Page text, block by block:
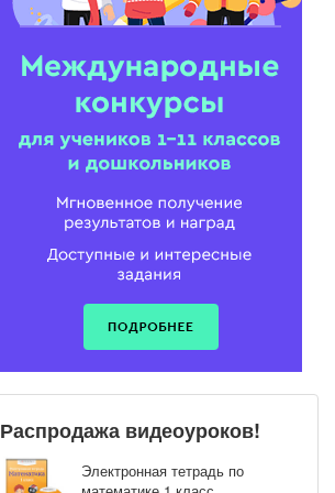
Распродажа видеоуроков!
Электронная тетрадь по